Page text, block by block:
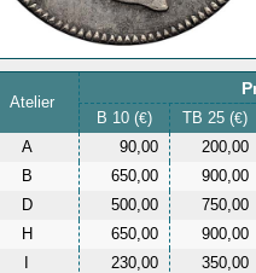
Atelier
B 10 (€) TB 25 (€)
A 90,00 200,00
B 650,00 900,00
D 500,00 750,00
H 650,00 900,00
230,00 350,00